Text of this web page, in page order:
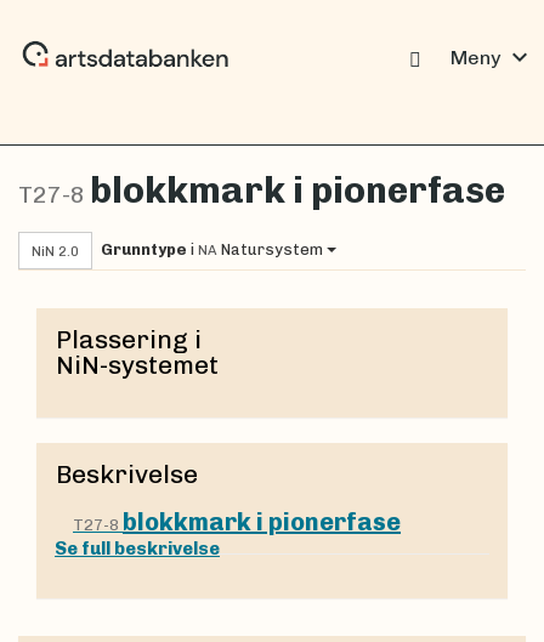
Meny expand_more
T27-8 blokkmark i pionerfase
NiN 2.0 Grunntype i NA Natursystem
Plassering i
NiN-systemet
Beskrivelse
T27-8 blokkmark i pionerfase
Se full beskrivelse